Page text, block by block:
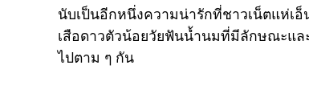
นับเป็นอีกหนึ่งความน่ารักที่ชาวเน็ตแห่เ
เสือดาวตัวน้อยวัยฟันน้ำนมที่มีลักษณะแล
ไปตาม ๆ กัน